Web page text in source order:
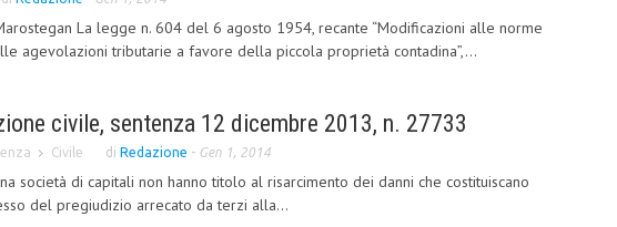
La legge n. 604 del 6 agosto 1954, recante “Modificazioni alle norme
agevolazioni tributarie a favore della piccola proprietà contadina”,...
civile, sentenza 12 dicembre 2013, n. 27733
Civile di Redazione - Gen 1, 2014
società di capitali non hanno titolo al risarcimento dei danni che costituiscano
del pregiudizio arrecato da terzi alla...